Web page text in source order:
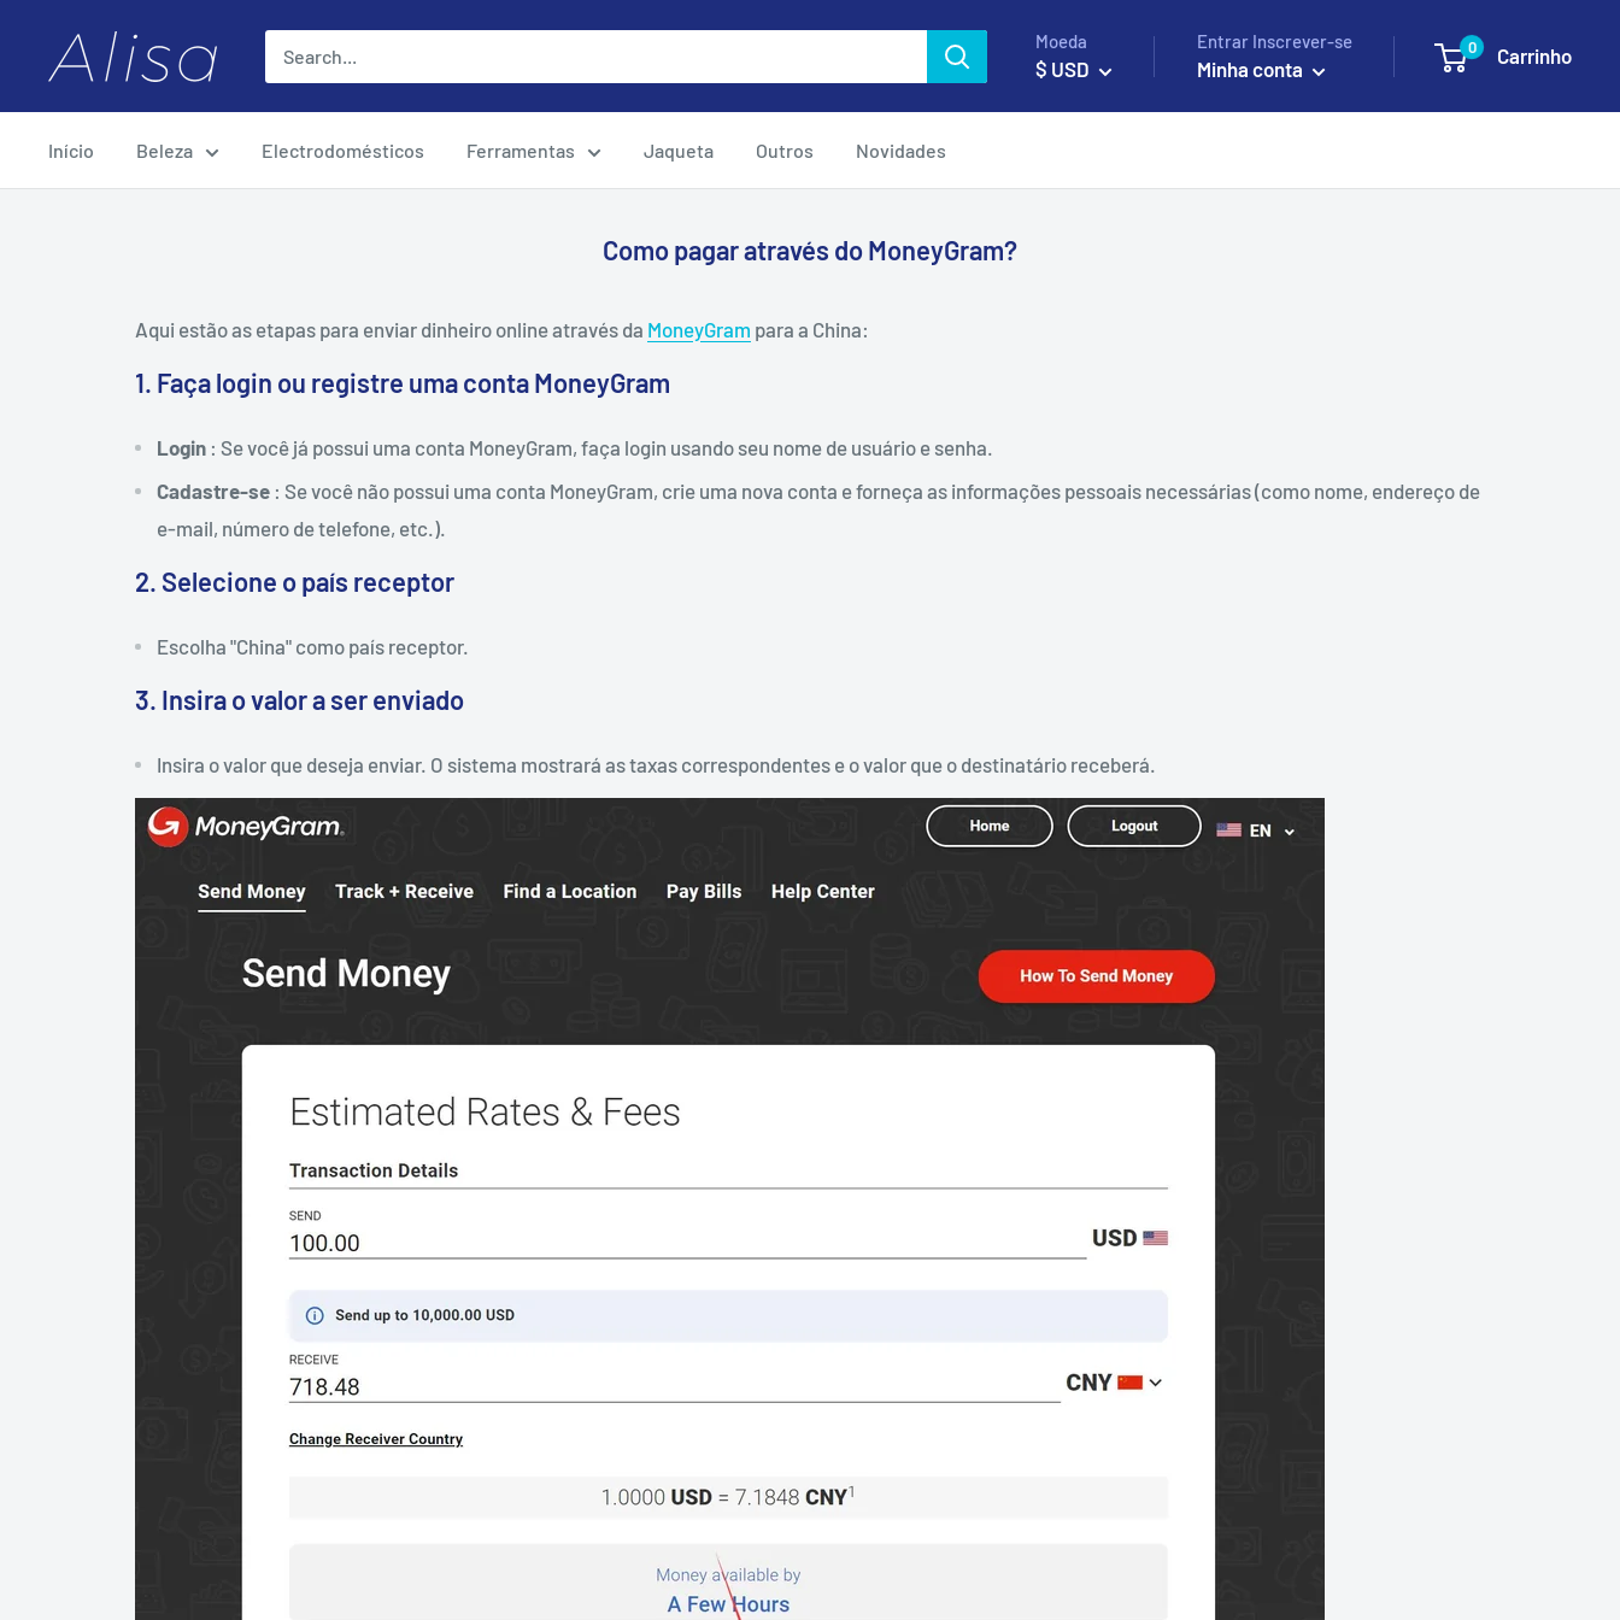
ALISA Moeda
$ USD
Entrar Inscrever-se
Minha conta
0 Carrinho
Início Beleza Electrodomésticos Ferramentas Jaqueta Outros Novidades
Como pagar através do MoneyGram?
Aqui estão as etapas para enviar dinheiro online através da MoneyGram para a China:
1. Faça login ou registre uma conta MoneyGram
Login : Se você já possui uma conta MoneyGram, faça login usando seu nome de usuário e senha.
Cadastre-se : Se você não possui uma conta MoneyGram, crie uma nova conta e forneça as informações pessoais necessárias (como nome, endereço de
e-mail, número de telefone, etc.).
2. Selecione o país receptor
Escolha "China" como país receptor.
3. Insira o valor a ser enviado
Insira o valor que deseja enviar. O sistema mostrará as taxas correspondentes e o valor que o destinatário receberá.